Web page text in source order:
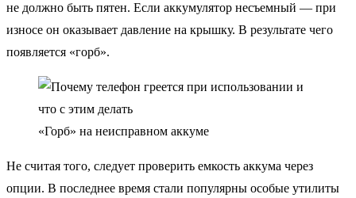
не должно быть пятен. Если аккумулятор несъемный — при
износе он оказывает давление на крышку. В результате чего
появляется «горб».
«Горб» на неисправном аккуме
Не считая того, следует проверить емкость аккума через
опции. В последнее время стали популярны особые утилиты